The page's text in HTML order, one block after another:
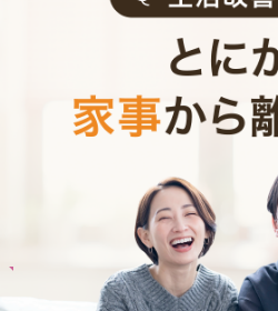
お料理代行のサ
ご利用者イ
Customer
40代 男性 1人暮らし